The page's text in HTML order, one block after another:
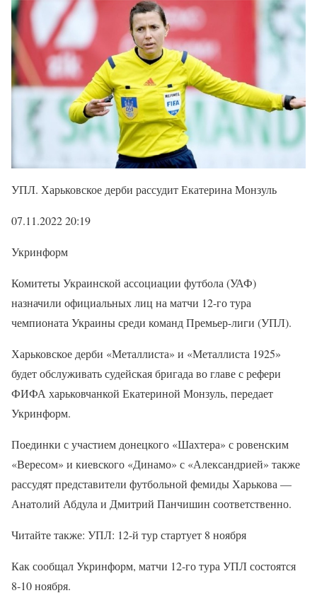
УПЛ. Харьковское дерби рассудит Екатерина Монзуль
07.11.2022 20:19
Укринформ
Комитеты Украинской ассоциации футбола (УАФ)
назначили официальных лиц на матчи 12-го тура
чемпионата Украины среди команд Премьер-лиги (УПЛ).
Харьковское дерби «Металлиста» и «Металлиста 1925»
будет обслуживать судейская бригада во главе с рефери
ФИФА харьковчанкой Екатериной Монзуль, передает
Укринформ.
Поединки с участием донецкого «Шахтера» с ровенским
«Вересом» и киевского «Динамо» с «Александрией» также
рассудят представители футбольной фемиды Харькова —
Анатолий Абдула и Дмитрий Панчишин соответственно.
Читайте также: УПЛ: 12-й тур стартует 8 ноября
Как сообщал Укринформ, матчи 12-го тура УПЛ состоятся
8-10 ноября.